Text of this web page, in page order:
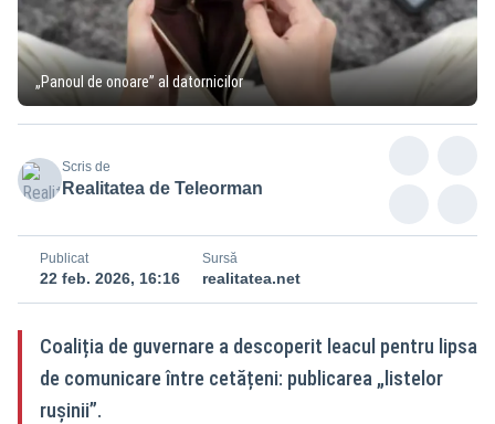
„Panoul de onoare” al datornicilor
Scris de
Realitatea de Teleorman
Publicat
22 feb. 2026, 16:16
Sursă
realitatea.net
Coaliția de guvernare a descoperit leacul pentru lipsa
de comunicare între cetățeni: publicarea „listelor
rușinii”.